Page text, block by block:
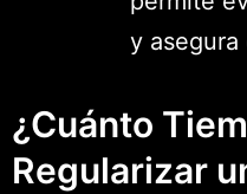
y
¿Cuánto
Regularizar